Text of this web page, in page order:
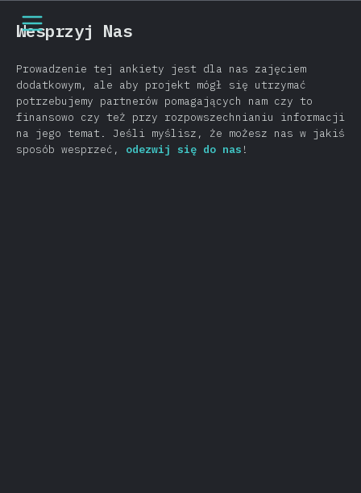
[pl-PL] general.open_nav
Wesprzyj Nas
Prowadzenie tej ankiety jest dla nas zajęciem
dodatkowym, ale aby projekt mógł się utrzymać
potrzebujemy partnerów pomagających nam czy to
finansowo czy też przy rozpowszechnianiu informacji
na jego temat. Jeśli myślisz, że możesz nas w jakiś
sposób wesprzeć, odezwij się do nas !